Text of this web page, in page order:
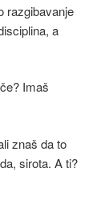
razgibavanje
a
Imaš
znaš da to
sirota. A ti?